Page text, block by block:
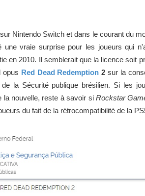
Nintendo Switch et dans le courant du
vraie surprise pour les joueurs qui
en 2010. Il semblerait que la licence soit
opus Red Dead Redemption 2 sur la
la Sécurité publique brésilien. Si les
la nouvelle, reste à savoir si Rockstar
du fait de la rétrocompatibilité de la